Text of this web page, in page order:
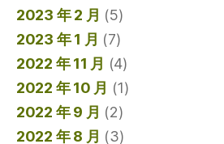
2023 年 2 月 (5)
2023 年 1 月 (7)
2022 年 11 月 (4)
2022 年 10 月 (1)
2022 年 9 月 (2)
2022 年 8 月 (3)